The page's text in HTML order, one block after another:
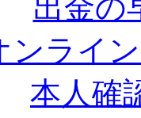
出金の
ンライ
本人確